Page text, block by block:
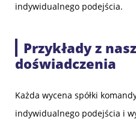
indywidualnego podejścia.
Przykłady z
doświadczenia
Każda wycena spółki
indywidualnego podejścia i